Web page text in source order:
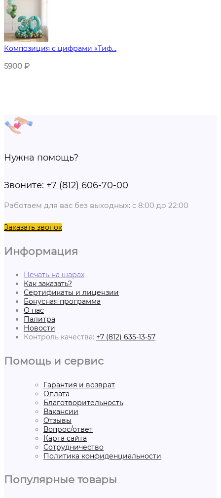
Композиция с цифрами «Тиф...
5900 ₽
Нужна помощь?
Звоните: +7 (812) 606-70-00
Работаем для вас без выходных: с 8:00 до 22:00
Заказать звонок
Информация
Печать на шарах
Как заказать?
Сертификаты и лицензии
Бонусная программа
О нас
Палитра
Новости
Контроль качества: +7 (812) 635-13-57
Помощь и сервис
Гарантия и возврат
Оплата
Благотворительность
Вакансии
Отзывы
Вопрос/ответ
Карта сайта
Сотрудничество
Политика конфиденциальности
Популярные товары